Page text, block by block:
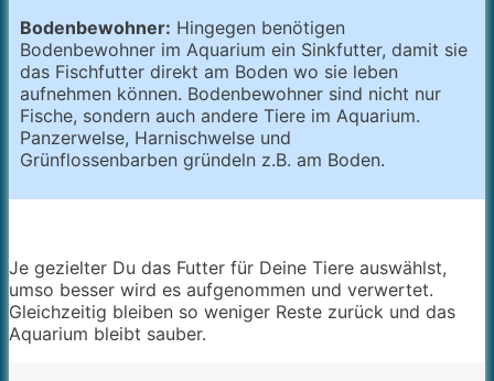
Bodenbewohner: Hingegen benötigen
Bodenbewohner im Aquarium ein Sinkfutter, damit sie
das Fischfutter direkt am Boden wo sie leben
aufnehmen können. Bodenbewohner sind nicht nur
Fische, sondern auch andere Tiere im Aquarium.
Panzerwelse, Harnischwelse und
Grünflossenbarben gründeln z.B. am Boden.
Je gezielter Du das Futter für Deine Tiere auswählst,
umso besser wird es aufgenommen und verwertet.
Gleichzeitig bleiben so weniger Reste zurück und das
Aquarium bleibt sauber.